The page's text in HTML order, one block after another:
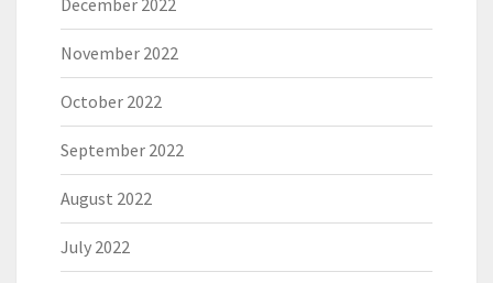
December 2022
November 2022
October 2022
September 2022
August 2022
July 2022